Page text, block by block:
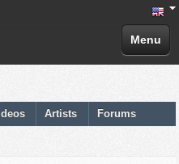
Menu
Artists Forums